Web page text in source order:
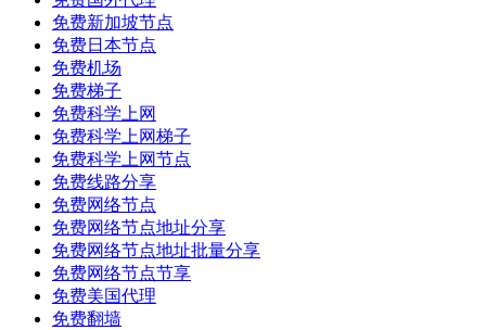
免费新加坡节点
免费日本节点
免费机场
免费梯子
免费科学上网
免费科学上网梯子
免费科学上网节点
免费线路分享
免费网络节点
免费网络节点地址分享
免费网络节点地址批量分享
免费网络节点节享
免费美国代理
免费翻墙